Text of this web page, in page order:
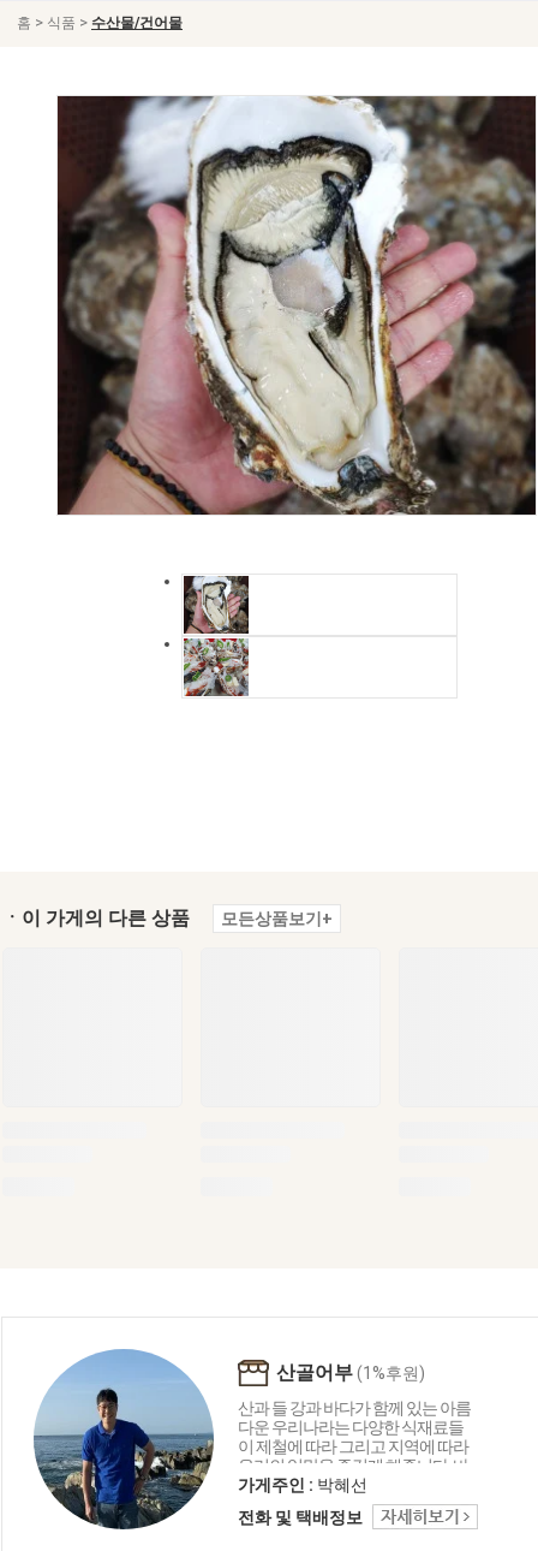
홈 > 식품 > 수산물/건어물
ㆍ이 가게의 다른 상품 모든상품보기+
산골어부(1%후원)
산과 들 강과 바다가 함께 있는 아름
다운 우리나라는 다양한 식재료들
이 제철에 따라 그리고 지역에 따라
우리의 입맛을 즐겁게 해줍니다. 바
다의 재료로 함께 만드는 요리들은
언제나 우리의 맛에 감칠맛과 부드
러움 그리고 음식이 문화로 발전하
가게주인 : 박혜선
전화 및 택배정보